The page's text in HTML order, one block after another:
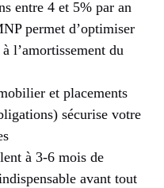
entre 4 et 5% par an
permet d’optimiser
l’amortissement du
et placements
sécurise votre
à 3-6 mois de
avant tout